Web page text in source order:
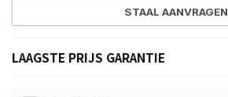
STAAL AANVRAGEN
LAAGSTE PRIJS GARANTIE